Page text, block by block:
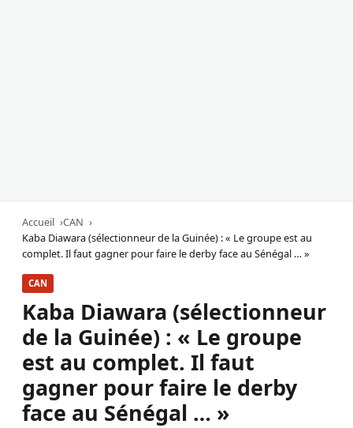
Accueil
CAN
Kaba Diawara (sélectionneur de la Guinée) : « Le groupe est au
complet. Il faut gagner pour faire le derby face au Sénégal … »
CAN
Kaba Diawara (sélectionneur
de la Guinée) : « Le groupe
est au complet. Il faut
gagner pour faire le derby
face au Sénégal … »